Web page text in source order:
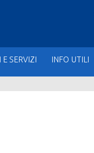
E SERVIZI INFO UTILI